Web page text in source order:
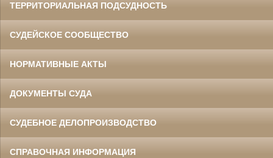
ТЕРРИТОРИАЛЬНАЯ ПОДСУДНОСТЬ
СУДЕЙСКОЕ СООБЩЕСТВО
НОРМАТИВНЫЕ АКТЫ
ДОКУМЕНТЫ СУДА
СУДЕБНОЕ ДЕЛОПРОИЗВОДСТВО
СПРАВОЧНАЯ ИНФОРМАЦИЯ